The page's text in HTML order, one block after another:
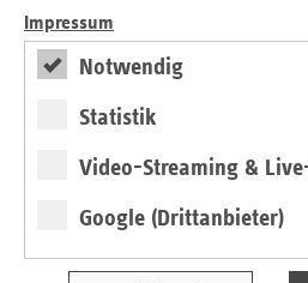
Impressum
Notwendig
Statistik
Video-Streaming &
Google (Drittanbieter)